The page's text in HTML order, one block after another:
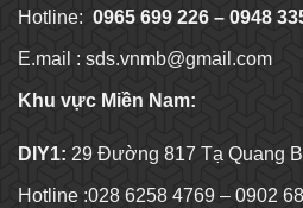
Hotline: 0965 699 226 – 0948
E.mail : sds.vnmb@gmail.com
Khu vực Miền Nam:
DIY1: 29 Đường 817 Tạ Quang
Hotline :028 6258 4769 – 0902